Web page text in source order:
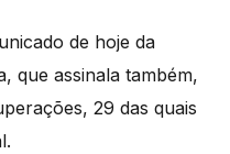
de hoje da
que assinala também,
29 das quais